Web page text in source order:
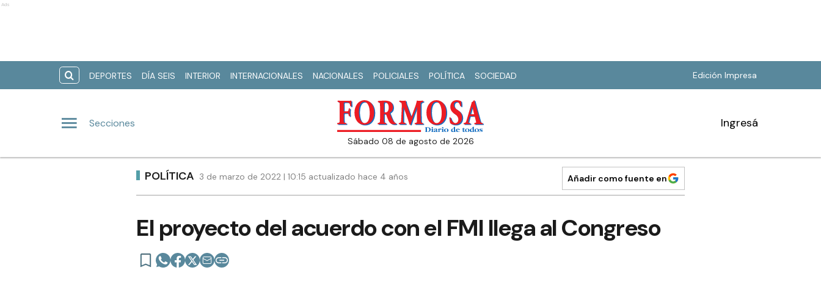
Ads
DEPORTES DÍA SEIS INTERIOR INTERNACIONALES NACIONALES POLICIALES POLÍTICA SOCIEDAD Edición Impresa
Secciones
sábado 08 de agosto de 2026
Ingresá
POLÍTICA 3 de marzo de 2022 | 10:15 actualizado hace 4 años Añadir como fuente en
El proyecto del acuerdo con el FMI llega al Congreso